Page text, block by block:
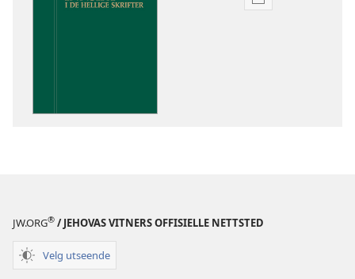
JW.ORG® / JEHOVAS VITNERS OFFISIELLE NETTSTED
Velg utseende